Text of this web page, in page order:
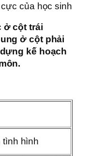
của học sinh
ở cột trái
ở cột phải
kế hoạch
tình hình